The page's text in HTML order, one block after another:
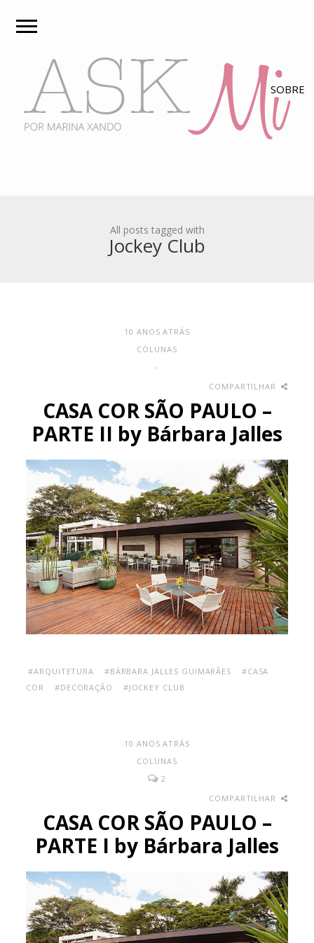
All posts tagged with
Jockey Club
10 ANOS ATRÁS
COLUNAS
-
COMPARTILHAR
CASA COR SÃO PAULO –
PARTE II by Bárbara Jalles
#ARQUITETURA #BÁRBARA JALLES GUIMARÃES
#CASA
COR
#DECORAÇÃO #JOCKEY CLUB
10 ANOS ATRÁS
COLUNAS
2
COMPARTILHAR
CASA COR SÃO PAULO –
PARTE I by Bárbara Jalles